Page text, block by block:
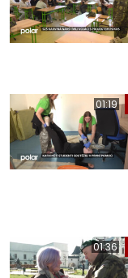
01:19
01:36